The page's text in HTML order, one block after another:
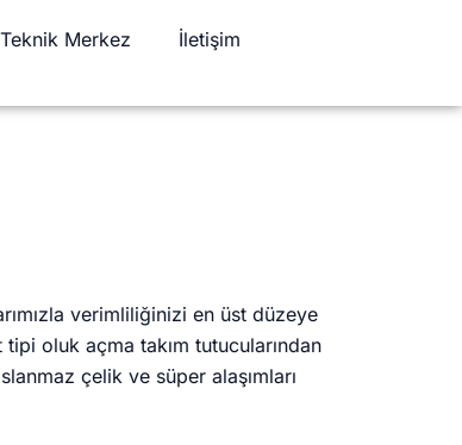
Teknik Merkez İletişim
verimliliğinizi en üst düzeye
oluk açma takım tutucularından
çelik ve süper alaşımları